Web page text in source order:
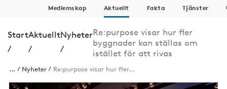
Medlemskap Aktuellt Fakta Tjänster
Start
/
Aktuellt
/
Nyheter
/
Re:purpose visar hur fler
byggnader kan ställas om
istället för att rivas
... Nyheter Re:purpose visar hur fler...